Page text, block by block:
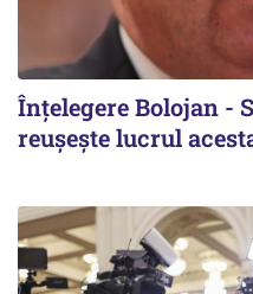
Înțelegere Bolojan -
reușește lucrul